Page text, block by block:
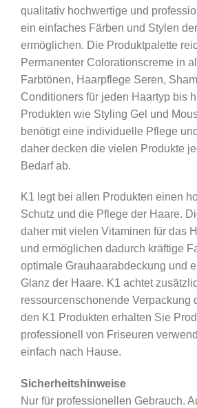
qualitativ hochwertige und
ein einfaches Färben und Stylen
ermöglichen. Die Produktpalette
Permanenter Colorationscreme in
Farbtönen, Haarpflege Seren,
Conditioners für jeden Haartyp bis
Produkten wie Styling Gel und
benötigt eine individuelle Pflege
daher decken die vielen Produkte
Bedarf ab.
K1 legt bei allen Produkten einen
Schutz und die Pflege der Haare.
daher mit vielen Vitaminen für das
und ermöglichen dadurch kräftige
optimale Grauhaarabdeckung und
Glanz der Haare. K1 achtet
ressourcenschonende Verpackung
den K1 Produkten erhalten Sie
professionell von Friseuren
einfach nach Hause.
Sicherheitshinweise
Nur für professionellen Gebrauch.